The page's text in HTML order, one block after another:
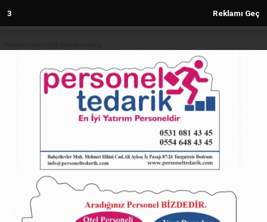
2 Reklamı Geç
Anasayfa
Düzce'de asayiş uygulamaları hız
kesmiyor
28.08.2025 - 09:57, Güncelleme: 28.08.2025 - 09:57
5087+ kez okundu.
ABONE OL